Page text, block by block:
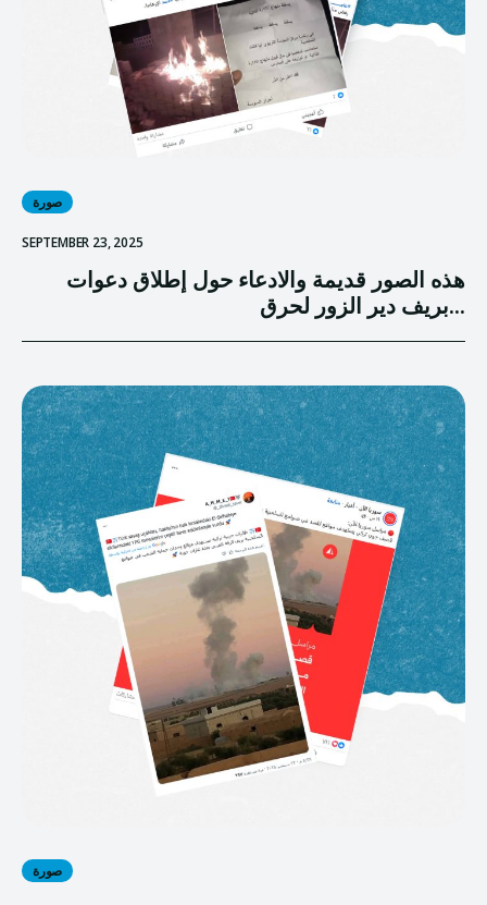
صورة
SEPTEMBER 23, 2025
هذه الصور قديمة والادعاء حول إطلاق دعوات
بريف دير الزور لحرق...
صورة